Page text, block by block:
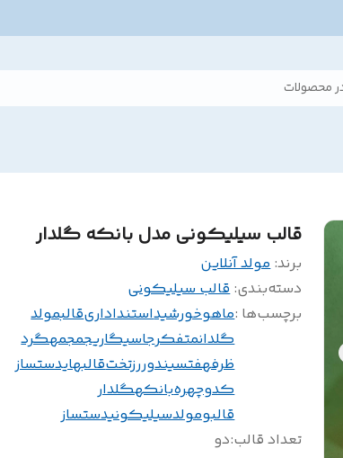
محصولات
قالب سیلیکونی مدل بانکه گلدار
برند:مولد آنلاین
دسته‌بندی:قالب سیلیکونی
برچسب‌ها :ماهوخورشیداستنداداریقالبمولد
گلدانمتفکرجاسیگاریجمجمهگرد
ظرفهفتسیندوررزتختقالبهایدستساز
کدوچهرهبانکهگلدار
قالبومولدسیلیکونیدستساز
تعداد قالب:دو